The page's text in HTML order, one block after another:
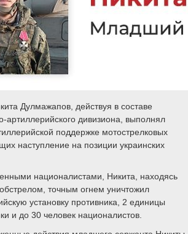
Дулмажапов, действуя в составе
артиллерийского дивизиона, выполнял
поддержке мотострелковых
наступление на позиции украинских
националистами, Никита, находясь
обстрелом, точным огнем уничтожил
установку противника, 2 единицы
и до 30 человек националистов.